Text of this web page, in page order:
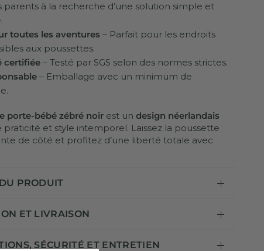
parents à la recherche d’une solution simple et
toutes les aventures – Parfait pour les endroits
aux poussettes.
certifiée – Testé par SGS selon des normes strictes.
– Emballage avec un minimum de
porte-bébé zébré noir est undesign néerlandais
praticité et style intemporel. Laissez la poussette
de côté et profitez d’une liberté totale avec
PRODUIT
ET LIVRAISON
SÉCURITÉ ET ENTRETIEN